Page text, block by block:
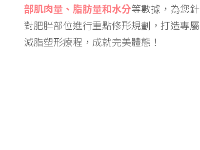
部肌肉量、脂肪量和水分等數據，為您針
對肥胖部位進行重點修形規劃，打造專屬
減脂塑形療程，成就完美體態！